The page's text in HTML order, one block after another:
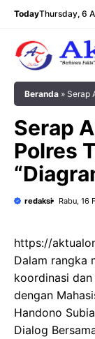
Langsung
TodayThursday, 6
Beranda » Serap
Serap
Polres
redaksi Rabu, 16
https://
Dalam rangka
koordinasi
dengan
Handono
Dialog